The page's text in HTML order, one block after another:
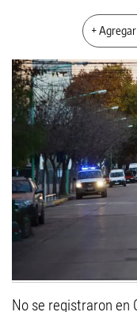
+
No se registraron en